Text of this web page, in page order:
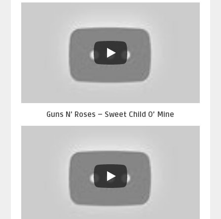
Guns N’ Roses – Sweet Child O’ Mine